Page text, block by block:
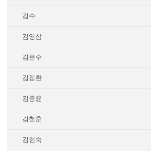
김수
김영삼
김은수
김정환
김종윤
김철훈
김현숙